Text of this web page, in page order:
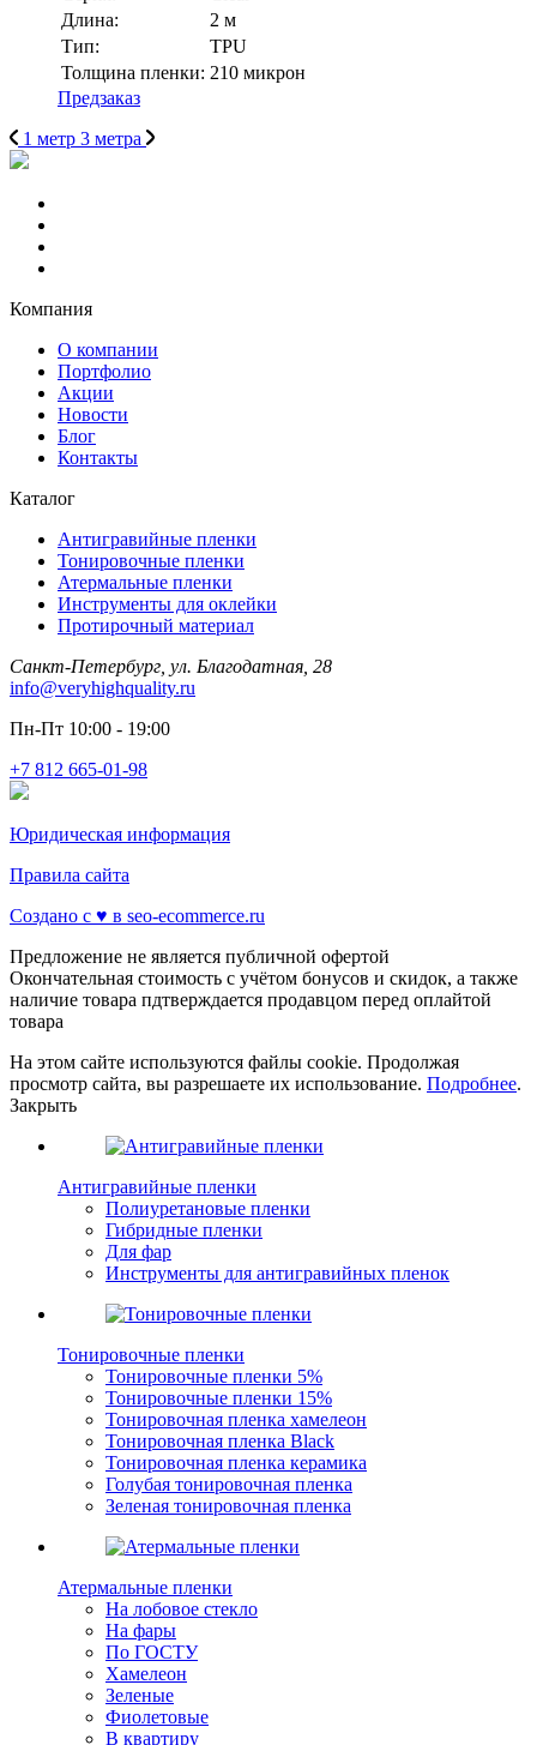
Длина:
2 м
Тип:
TPU
Толщина пленки: 210 микрон
Предзаказ
1 метр 3 метра
Компания
О компании
Портфолио
Акции
Новости
Блог
Контакты
Каталог
Антигравийные пленки
Тонировочные пленки
Атермальные пленки
Инструменты для оклейки
Протирочный материал
Санкт-Петербург, ул. Благодатная, 28
info@veryhighquality.ru
Пн-Пт 10:00 - 19:00
+7 812 665-01-98
Юридическая информация
Правила сайта
Создано с ♥️ в seo-ecommerce.ru
Предложение не является публичной офертой
Окончательная стоимость с учётом бонусов и скидок, а также
наличие товара пдтверждается продавцом перед оплайтой
товара
На этом сайте используются файлы cookie. Продолжая
просмотр сайта, вы разрешаете их использование. Подробнее.
Закрыть
Антигравийные пленки
Полиуретановые пленки
Гибридные пленки
Для фар
Инструменты для антигравийных пленок
Тонировочные пленки
Тонировочные пленки 5%
Тонировочные пленки 15%
Тонировочная пленка хамелеон
Тонировочная пленка Black
Тонировочная пленка керамика
Голубая тонировочная пленка
Зеленая тонировочная пленка
Атермальные пленки
На лобовое стекло
На фары
По ГОСТУ
Хамелеон
Зеленые
Фиолетовые
В квартиру